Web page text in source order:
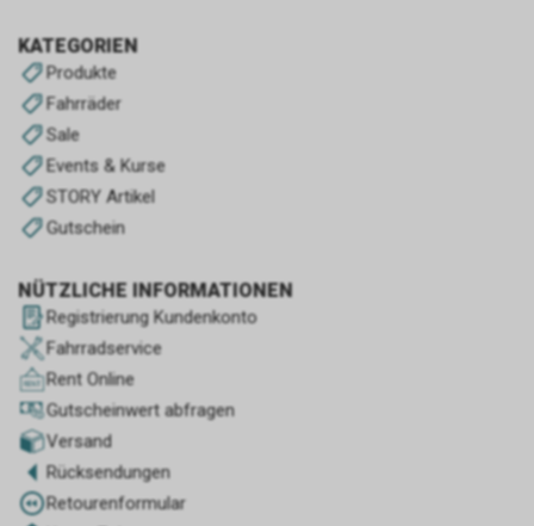
KATEGORIEN
Produkte
Fahrräder
Sale
Events & Kurse
STORY Artikel
Gutschein
NÜTZLICHE INFORMATIONEN
Registrierung Kundenkonto
Fahrradservice
Rent Online
Gutscheinwert abfragen
Versand
Rücksendungen
Retourenformular